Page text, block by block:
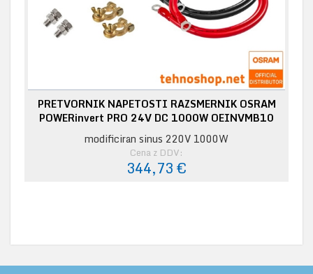
PRETVORNIK NAPETOSTI RAZSMERNIK OSRAM
POWERinvert PRO 24V DC 1000W OEINVMB10
modificiran sinus 220V 1000W
Cena z DDV:
344,73 €